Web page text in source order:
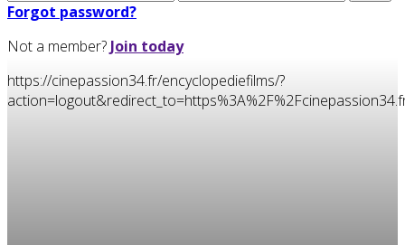
Forgot password?
Not a member? Join today
https://cinepassion34.fr/encyclopediefilms/?